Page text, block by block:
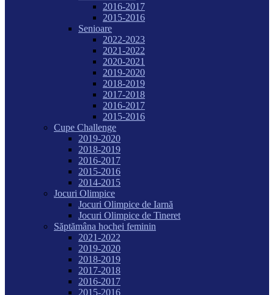
2016-2017
2015-2016
Senioare
2022-2023
2021-2022
2020-2021
2019-2020
2018-2019
2017-2018
2016-2017
2015-2016
Cupe Challenge
2019-2020
2018-2019
2016-2017
2015-2016
2014-2015
Jocuri Olimpice
Jocuri Olimpice de Iarnă
Jocuri Olimpice de Tineret
Săptămâna hochei feminin
2021-2022
2019-2020
2018-2019
2017-2018
2016-2017
2015-2016